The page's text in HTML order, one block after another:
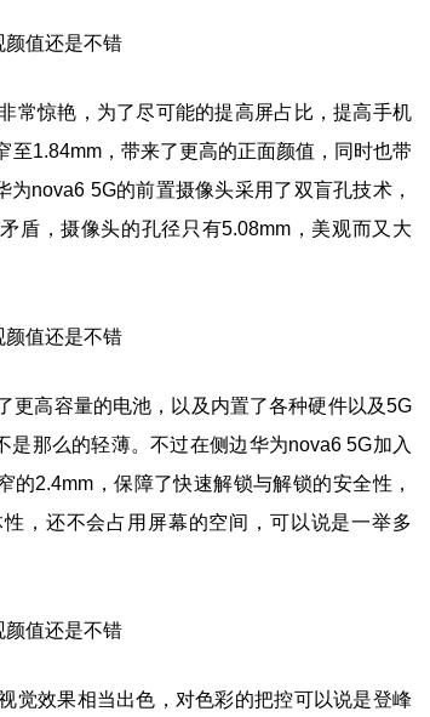
常惊艳，为了尽可能的提高屏占比，提高手机
至1.84mm，带来了更高的正面颜值，同时也带
nova6 5G的前置摄像头采用了双盲孔技术，
盾，摄像头的孔径只有5.08mm，美观而又大
更高容量的电池，以及内置了各种硬件以及5G
那么的轻薄。不过在侧边华为nova6 5G加入
2.4mm，保障了快速解锁与解锁的安全性，
，还不会占用屏幕的空间，可以说是一举多
觉效果相当出色，对色彩的把控可以说是登峰